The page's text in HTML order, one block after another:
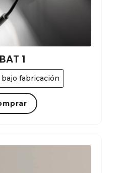
bajo fabricación
1